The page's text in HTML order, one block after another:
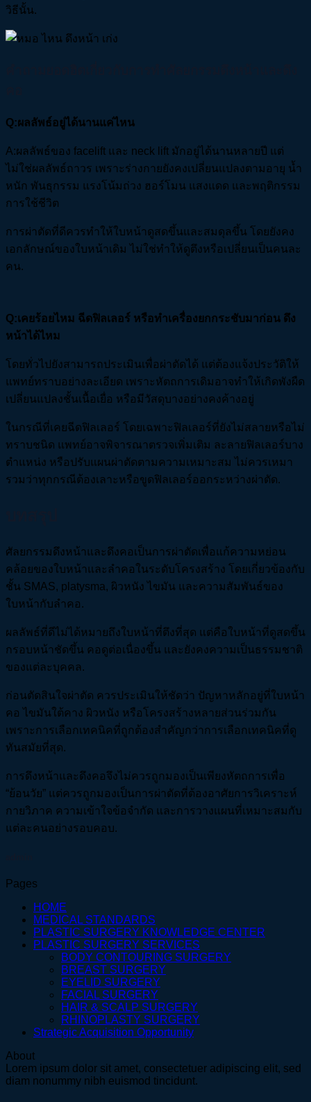
วิธีนั้น.
Q:ผลลัพธ์อยู่ได้นานแค่ไหน
A:ผลลัพธ์ของ facelift และ neck lift มักอยู่ได้นานหลายปี แต่
ไม่ใช่ผลลัพธ์ถาวร เพราะร่างกายยังคงเปลี่ยนแปลงตามอายุ น้ำ
หนัก พันธุกรรม แรงโน้มถ่วง ฮอร์โมน แสงแดด และพฤติกรรม
การใช้ชีวิต
การผ่าตัดที่ดีควรทำให้ใบหน้าดูสดขึ้นและสมดุลขึ้น โดยยังคง
เอกลักษณ์ของใบหน้าเดิม ไม่ใช่ทำให้ดูตึงหรือเปลี่ยนเป็นคนละ
คน.
Q:เคยร้อยไหม ฉีดฟิลเลอร์ หรือทำเครื่องยกกระชับมาก่อน ดึง
หน้าได้ไหม
โดยทั่วไปยังสามารถประเมินเพื่อผ่าตัดได้ แต่ต้องแจ้งประวัติให้
แพทย์ทราบอย่างละเอียด เพราะหัตถการเดิมอาจทำให้เกิดพังผืด
เปลี่ยนแปลงชั้นเนื้อเยื่อ หรือมีวัสดุบางอย่างคงค้างอยู่
ในกรณีที่เคยฉีดฟิลเลอร์ โดยเฉพาะฟิลเลอร์ที่ยังไม่สลายหรือไม่
ทราบชนิด แพทย์อาจพิจารณาตรวจเพิ่มเติม ละลายฟิลเลอร์บาง
ตำแหน่ง หรือปรับแผนผ่าตัดตามความเหมาะสม ไม่ควรเหมา
รวมว่าทุกกรณีต้องเลาะหรือขูดฟิลเลอร์ออกระหว่างผ่าตัด.
ศัลยกรรมดึงหน้าและดึงคอเป็นการผ่าตัดเพื่อแก้ความหย่อน
คล้อยของใบหน้าและลำคอในระดับโครงสร้าง โดยเกี่ยวข้องกับ
ชั้น SMAS, platysma, ผิวหนัง ไขมัน และความสัมพันธ์ของ
ใบหน้ากับลำคอ.
ผลลัพธ์ที่ดีไม่ได้หมายถึงใบหน้าที่ตึงที่สุด แต่คือใบหน้าที่ดูสดขึ้น
กรอบหน้าชัดขึ้น คอดูต่อเนื่องขึ้น และยังคงความเป็นธรรมชาติ
ของแต่ละบุคคล.
ก่อนตัดสินใจผ่าตัด ควรประเมินให้ชัดว่า ปัญหาหลักอยู่ที่ใบหน้า
คอ ไขมันใต้คาง ผิวหนัง หรือโครงสร้างหลายส่วนร่วมกัน
เพราะการเลือกเทคนิคที่ถูกต้องสำคัญกว่าการเลือกเทคนิคที่ดู
ทันสมัยที่สุด.
การดึงหน้าและดึงคอจึงไม่ควรถูกมองเป็นเพียงหัตถการเพื่อ
“ย้อนวัย” แต่ควรถูกมองเป็นการผ่าตัดที่ต้องอาศัยการวิเคราะห์
กายวิภาค ความเข้าใจข้อจำกัด และการวางแผนที่เหมาะสมกับ
แต่ละคนอย่างรอบคอบ.
Pages
HOME
MEDICAL STANDARDS
PLASTIC SURGERY KNOWLEDGE CENTER
PLASTIC SURGERY SERVICES
BODY CONTOURING SURGERY
BREAST SURGERY
EYELID SURGERY
FACIAL SURGERY
HAIR & SCALP SURGERY
RHINOPLASTY SURGERY
Strategic Acquisition Opportunity
About
Lorem ipsum dolor sit amet, consectetuer adipiscing elit, sed
diam nonummy nibh euismod tincidunt.